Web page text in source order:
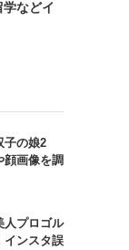
などイ
子の娘2
顔画像を調
人プロゴル
インスタ誤